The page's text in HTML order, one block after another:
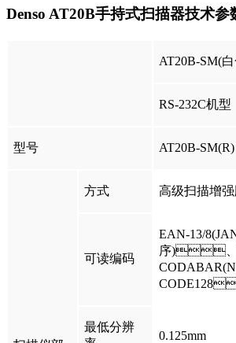
Denso AT20B手持式扫描器技术参
AT20B-SM(
RS-232C机型
型号 AT20B-SM(R)
方式 高级扫描增
可读编码
EAN-13/
序)、
CODE128
最低分辨
0.125mm